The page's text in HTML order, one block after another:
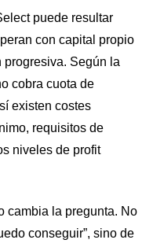
puede resultar
con capital propio
Según la
cobra cuota de
existen costes
requisitos de
niveles de profit
cambia la pregunta. No
conseguir”, sino de